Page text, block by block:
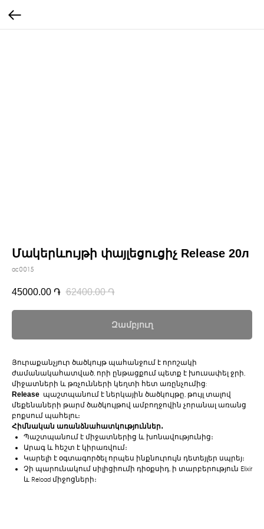
Մակերևույթի փայլեցուցիչ Release 20л
ac0015
45000.00 ֏ 62400.00 ֏
Զամբյուղ
Յուրաքանչյուր ծածկույթ պահանջում է որոշակի
ժամանակահատված, որի ընթացքում պետք է խուսափել ջրի,
միջատների և թռչունների կեղտի հետ առընչումից:
Release պաշտպանում է ներկային ծածկույթը, թույլ տալով
մեքենաների թարմ ծածկույթով ամբողջովին չորանալ առանց
բոքսում պահելու։
Հիմնական առանձնահատկություններ․
Պաշտպանում է միջատներից և խոնավությունից։
Արագ և հեշտ է կիրառվում։
Կարելի է օգտագործել որպես ինքնուրույն դետեյլեր սպրեյ։
Չի պարունակում սիլիցիումի դիօքսիդ, ի տարբերություն Elixir
և Reload միջոցների։